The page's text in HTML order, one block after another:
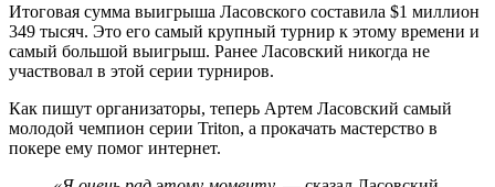
Итоговая сумма выигрыша Ласовского составила $1 миллион
349 тысяч. Это его самый крупный турнир к этому времени и
самый большой выигрыш. Ранее Ласовский никогда не
участвовал в этой серии турниров.
Как пишут организаторы, теперь Артем Ласовский самый
молодой чемпион серии Triton, а прокачать мастерство в
покере ему помог интернет.